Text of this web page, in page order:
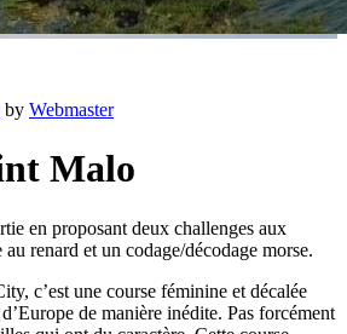
by Webmaster
Malo
en proposant deux challenges aux
renard et un codage/décodage morse.
c’est une course féminine et décalée
de manière inédite. Pas forcément